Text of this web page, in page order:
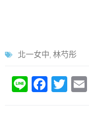
北一女中, 林芍彤
Li F
T